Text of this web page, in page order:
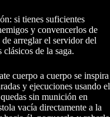
si tienes suficientes
y convencerlos de
arreglar el servidor del
de la saga.
cuerpo a cuerpo se inspira
y ejecuciones usando el
sin munición en
vacía directamente a la